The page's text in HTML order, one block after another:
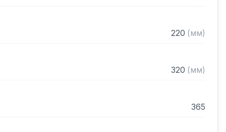
220 (мм)
320 (мм)
365